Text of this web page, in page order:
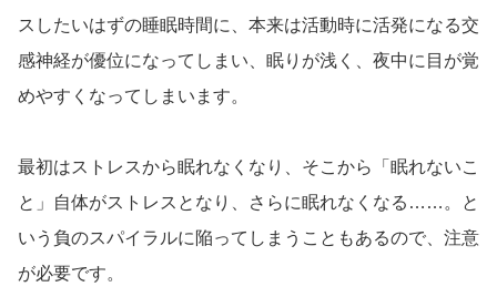
スしたいはずの睡眠時間に、本来は活動時に活発になる交
感神経が優位になってしまい、眠りが浅く、夜中に目が覚
めやすくなってしまいます。
最初はストレスから眠れなくなり、そこから「眠れないこ
と」自体がストレスとなり、さらに眠れなくなる……。と
いう負のスパイラルに陥ってしまうこともあるので、注意
が必要です。